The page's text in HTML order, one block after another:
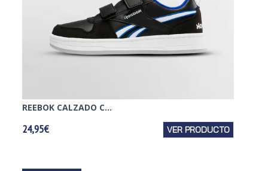
REEBOK CALZADO C...
24,95€ VER PRODUCTO